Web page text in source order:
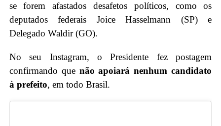
se forem afastados desafetos políticos, como os
deputados federais Joice Hasselmann (SP) e
Delegado Waldir​ (GO).
No seu Instagram, o Presidente fez postagem
confirmando que não apoiará nenhum candidato
à prefeito, em todo Brasil.